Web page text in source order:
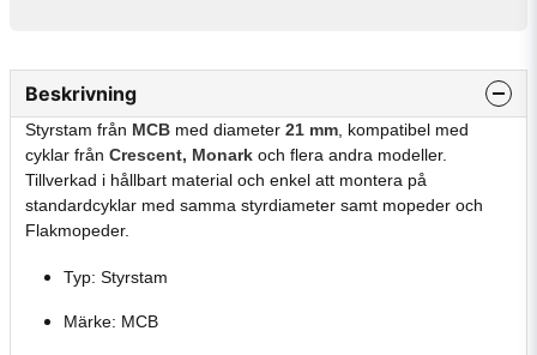
Beskrivning
Styrstam från MCB med diameter 21 mm , kompatibel med
cyklar från Crescent, Monark och flera andra modeller.
Tillverkad i hållbart material och enkel att montera på
standardcyklar med samma styrdiameter samt mopeder och
Flakmopeder.
Typ: Styrstam
Märke: MCB